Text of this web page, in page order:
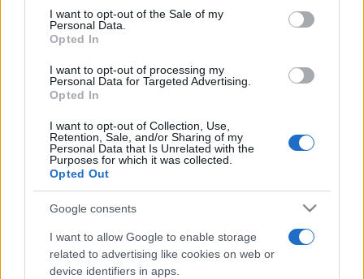
consent section.
I want to opt-out of the Sale of my
Personal Data.
Opted In
I want to opt-out of processing my
Personal Data for Targeted Advertising.
Opted In
I want to opt-out of Collection, Use,
Retention, Sale, and/or Sharing of my
Personal Data that Is Unrelated with the
Purposes for which it was collected.
Opted Out
Google consents
I want to allow Google to enable storage
related to advertising like cookies on web or
device identifiers in apps.
bekövetkezett halálát májrák okozta. Több kötete látott
napvilágot, magyarul A leples bitang, a Május királya és a
Nagyáruház Kaliforniában. Összegyűjtött verseit 1987-ben
adták ki, s Hobó (Földes László) társaságában fellépett
MEGOSZTÁS